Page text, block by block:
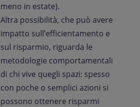
meno in estate).
Altra possibilità, che può avere
impatto sull’efficientamento e
sul risparmio, riguarda le
metodologie comportamentali
di chi vive quegli spazi: spesso
con poche o semplici azioni si
possono ottenere risparmi